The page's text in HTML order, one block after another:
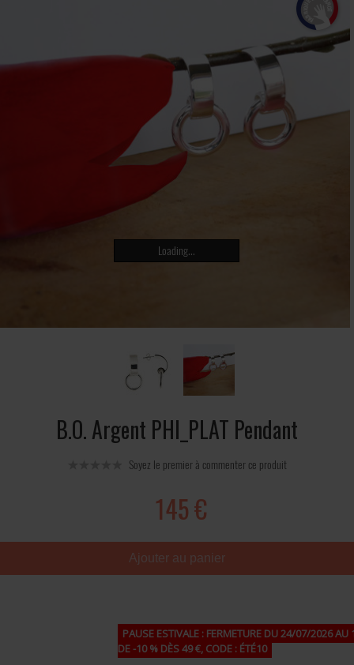
Loading...
B.O. Argent PHI_PLAT Pendant
Soyez le premier à commenter ce produit
145 €
Ajouter au panier
PAUSE ESTIVALE : FERMETURE DU 24/07/2026
DE -10 % DÈS 49 €, CODE : ÉTÉ10